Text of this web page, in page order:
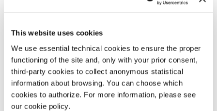
This website uses cookies
We use essential technical cookies to ensure the proper
functioning of the site and, only with your prior consent,
third-party cookies to collect anonymous statistical
information about browsing. You can choose which
cookies to authorize. For more information, please see
our cookie policy.
Vive a Nashville, USA
1962, Philadelphia, USA
Vive a Nashville, USA